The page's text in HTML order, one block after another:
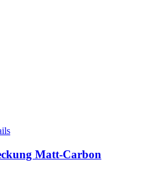
Matt-Carbon